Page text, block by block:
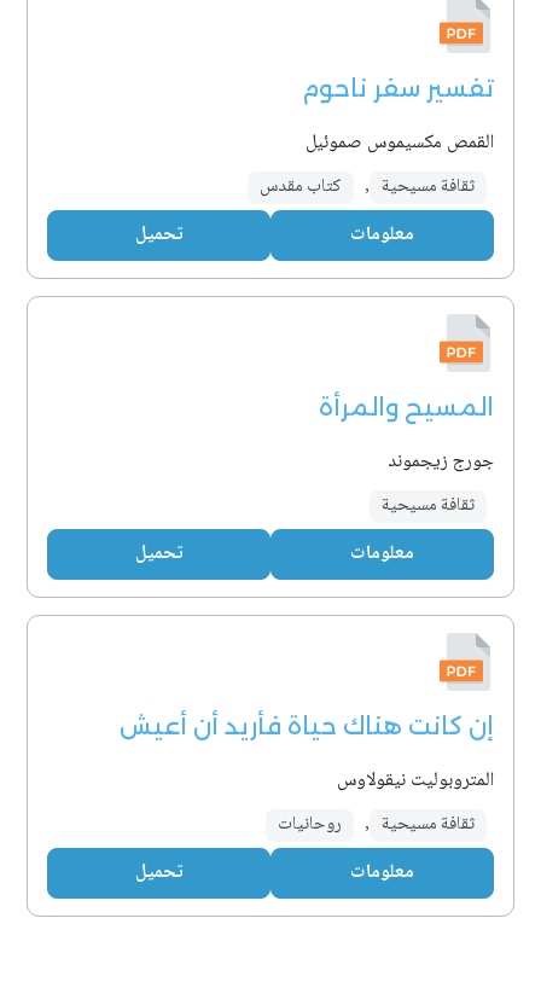
تفسير سفر ناحوم
القمص مكسيموس صموئيل
ثقافة مسيحية , كتاب مقدس
معلومات تحميل
المسيح والمرأة
جورج زيجموند
ثقافة مسيحية
معلومات تحميل
إن كانت هناك حياة فأريد أن أعيش
المتروبوليت نيقولاوس
ثقافة مسيحية , روحانيات
معلومات تحميل